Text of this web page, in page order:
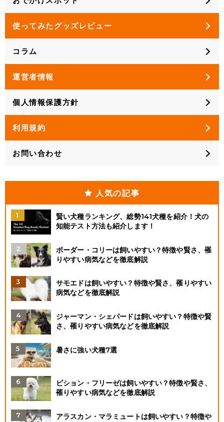
使ってみたグッズレビュー
コラム
運営者情報
個人情報保護方針
利用規約
お問い合わせ
人気の記事
賢い犬種ランキング、総勢141犬種を紹介！犬の
知能テスト方法も紹介します！
ボーダー・コリーは飼いやすい？特徴や賢さ、罹
りやすい病気などを徹底解説
サモエドは飼いやすい？特徴や賢さ、罹りやすい
病気などを徹底解説
ジャーマン・シェパードは飼いやすい？特徴や賢
さ、罹りやすい病気などを徹底解説
暑さに強い犬種7選
ビション・フリーゼは飼いやすい？特徴や賢さ、
罹りやすい病気などを徹底解説
アラスカン・マラミュートは飼いやすい？特徴や